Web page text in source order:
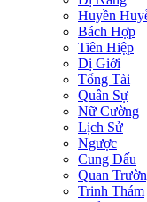
Huyền
Bách Hợp
Tiên Hiệp
Dị Giới
Tổng Tài
Quân Sự
Nữ Cường
Lịch Sử
Ngược
Cung Đấu
Quan
Trinh Thám